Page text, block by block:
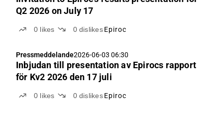
Q2 2026 on July 17
0 likes 0 dislikes Epiroc
Pressmeddelande2026-06-03 06:30
Inbjudan till presentation av Epirocs rapport
för Kv2 2026 den 17 juli
0 likes 0 dislikes Epiroc